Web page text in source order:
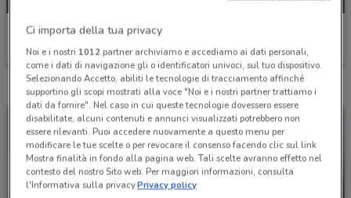
Nissan
Scade il 31/12 26.2 km
Ci importa della tua privacy
Noi e i nostri 1012partner archiviamo e accediamo ai dati personali,
come i dati di navigazione gli o identificatori univoci, sul tuo dispositivo.
Selezionando Accetto, abiliti le tecnologie di tracciamento affinché
supportino gli scopi mostrati alla voce "Noi e i nostri partner trattiamo i
dati da fornire". Nel caso in cui queste tecnologie dovessero essere
disabilitate, alcuni contenuti e annunci visualizzati potrebbero non
essere rilevanti. Puoi accedere nuovamente a questo menu per
modificare le tue scelte o per revocare il consenso facendo clic sul link
Mostra finalità in fondo alla pagina web. Tali scelte avranno effetto nel
contesto del nostro Sito web. Per maggiori informazioni, consulta
l'Informativa sulla privacy.Privacy policy